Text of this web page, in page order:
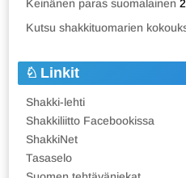
Keinänen paras suomalainen
Kutsu shakkituomarien
Linkit
Shakki-lehti
Shakkiliitto Facebookissa
ShakkiNet
Tasaselo